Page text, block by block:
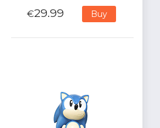
€29.99 Buy